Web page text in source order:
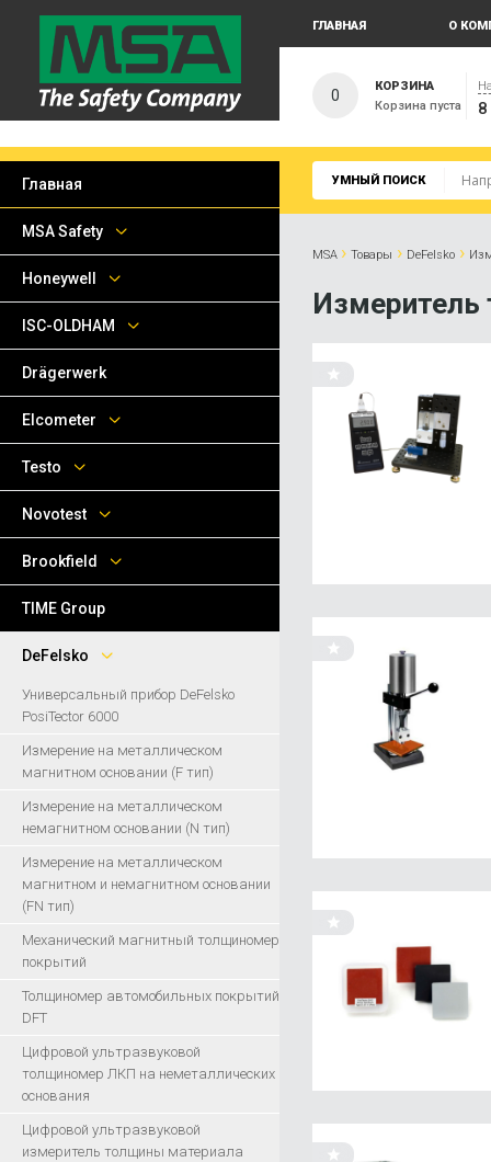
ГЛАВНАЯ О
0
КОРЗИНА
Корзина пуста
УМНЫЙ ПОИСК
MSA › Товары › DeFelsko ›
Измеритель
Главная
MSA Safety
Honeywell
ISC-OLDHAM
Drägerwerk
Elcometer
Testo
Novotest
Brookfield
TIME Group
DeFelsko
Универсальный прибор DeFelsko
PosiTector 6000
Измерение на металлическом
магнитном основании (F тип)
Измерение на металлическом
немагнитном основании (N тип)
Измерение на металлическом
магнитном и немагнитном основании
(FN тип)
Механический магнитный толщиномер
покрытий
Толщиномер автомобильных покрытий
DFT
Цифровой ультразвуковой
толщиномер ЛКП на неметаллических
основания
Цифровой ультразвуковой
измеритель толщины материала